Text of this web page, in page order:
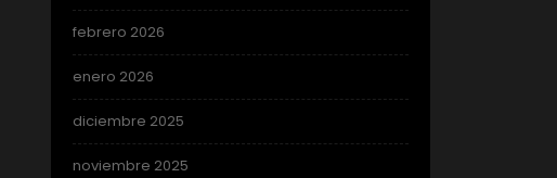
febrero 2026
enero 2026
diciembre 2025
noviembre 2025